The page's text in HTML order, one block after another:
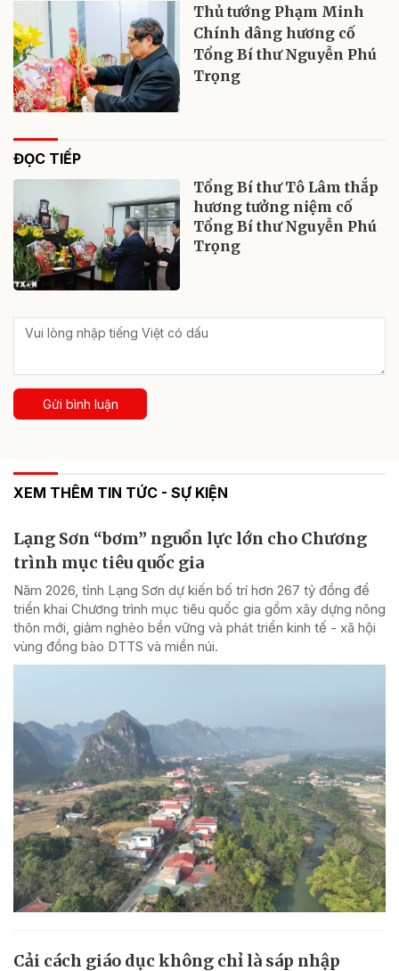
Thủ tướng Phạm Minh
Chính dâng hương cố
Tổng Bí thư Nguyễn Phú
Trọng
ĐỌC TIẾP
Tổng Bí thư Tô Lâm thắp
hương tưởng niệm cố
Tổng Bí thư Nguyễn Phú
Trọng
Gửi bình luận
XEM THÊM TIN TỨC - SỰ KIỆN
Lạng Sơn “bơm” nguồn lực lớn cho Chương
trình mục tiêu quốc gia
Năm 2026, tỉnh Lạng Sơn dự kiến bố trí hơn 267 tỷ đồng để
triển khai Chương trình mục tiêu quốc gia gồm xây dựng nông
thôn mới, giảm nghèo bền vững và phát triển kinh tế - xã hội
vùng đồng bào DTTS và miền núi.
Cải cách giáo dục không chỉ là sáp nhập